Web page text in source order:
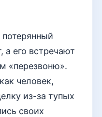
а его встречают
«перезвоню».
человек,
из-за тупых
своих